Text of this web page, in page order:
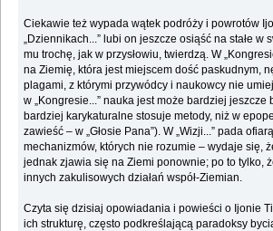
Ciekawie też wypada wątek podróży i powrotów
„Dziennikach...” lubi on jeszcze osiąść na stałe w
mu trochę, jak w przysłowiu, twierdzą. W
na Ziemię, która jest miejscem dość paskudnym,
plagami, z którymi przywódcy i naukowcy nie
w „Kongresie...” nauka jest może bardziej
bardziej karykaturalne stosuje metody, niż w
zawieść – w „Głosie Pana”). W „Wizji...” pada
mechanizmów, których nie rozumie – wydaje się,
jednak zjawia się na Ziemi ponownie; po to tylko,
innych zakulisowych działań współ-Ziemian.
Czyta się dzisiaj opowiadania i powieści o Ijonie
ich strukturę, często podkreślającą paradoksy